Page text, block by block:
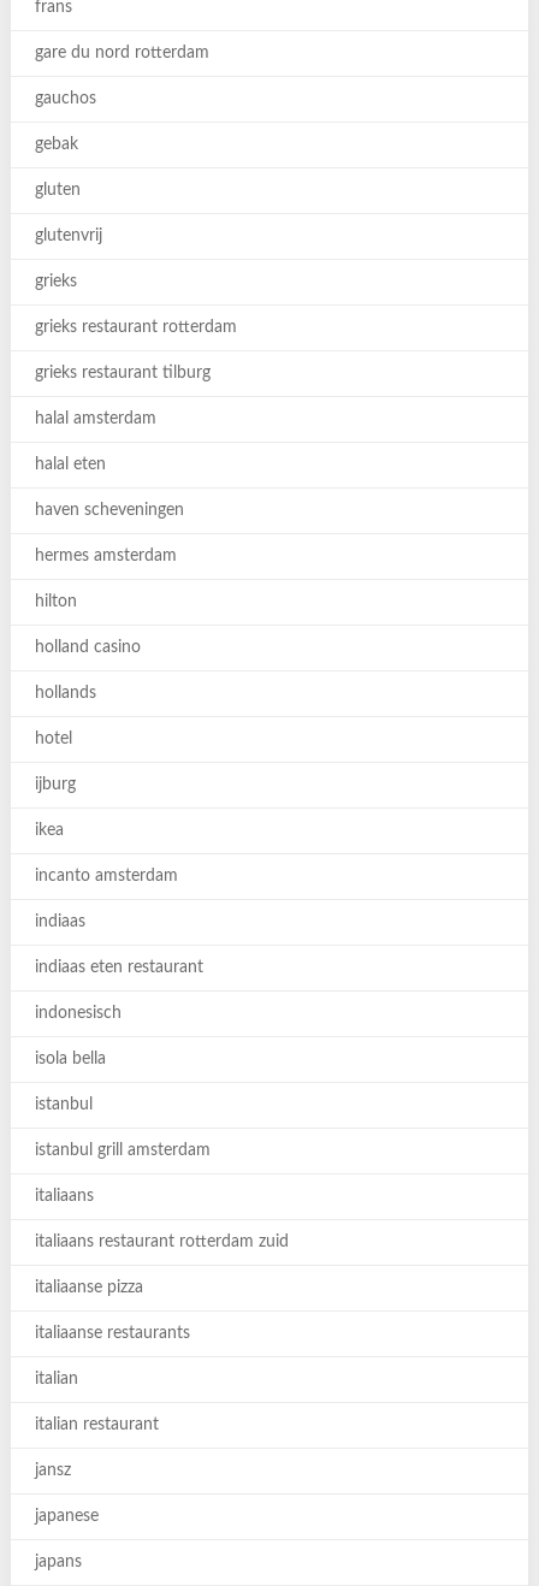
frans
gare du nord rotterdam
gauchos
gebak
gluten
glutenvrij
grieks
grieks restaurant rotterdam
grieks restaurant tilburg
halal amsterdam
halal eten
haven scheveningen
hermes amsterdam
hilton
holland casino
hollands
hotel
ijburg
ikea
incanto amsterdam
indiaas
indiaas eten restaurant
indonesisch
isola bella
istanbul
istanbul grill amsterdam
italiaans
italiaans restaurant rotterdam zuid
italiaanse pizza
italiaanse restaurants
italian
italian restaurant
jansz
japanese
japans